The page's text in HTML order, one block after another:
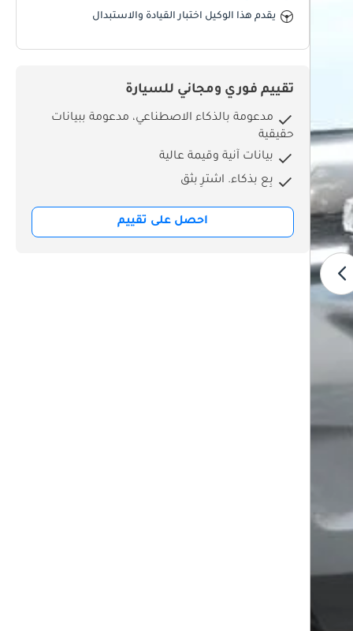
يقدم هذا الوكيل اختبار القيادة والاستبدال
تقييم فوري ومجاني للسيارة
مدعومة بالذكاء الاصطناعي، مدعومة ببيانات
حقيقية
بيانات آنية وقيمة عالية
بِع بذكاء. اشترِ بثق
احصل على تقييم